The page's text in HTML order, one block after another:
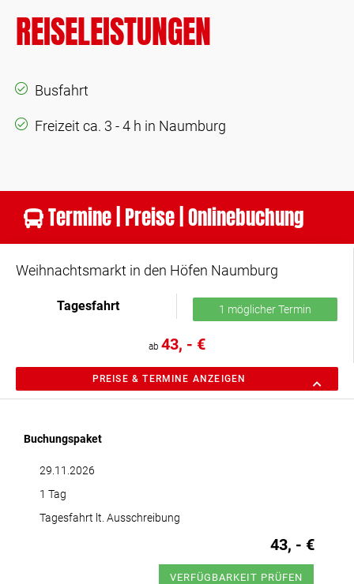
REISELEISTUNGEN
Busfahrt
Freizeit ca. 3 - 4 h in Naumburg
Termine | Preise | Onlinebuchung
Weihnachtsmarkt in den Höfen Naumburg
Tagesfahrt 1 möglicher Termin
ab 43, - €
PREISE & TERMINE ANZEIGEN
Buchungspaket
29.11.2026
1 Tag
Tagesfahrt lt. Ausschreibung
43, - €
VERFÜGBARKEIT PRÜFEN